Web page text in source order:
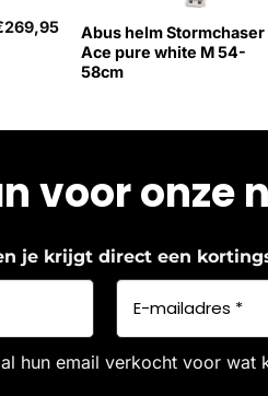
269,95
Abus helm Stormchaser
Ace pure white M 54-
58cm
voor onze
je krijgt direct een
hun email verkocht voor wat